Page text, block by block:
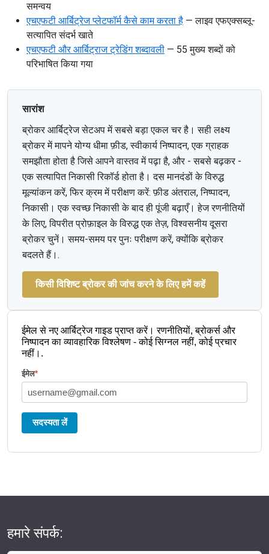
समन्वय
एचएफटी आर्बिट्रेज प्लेटफॉर्म कैसे काम करता है — लाइव एफएक्सब्लू-
सत्यापित संदर्भ खाते
एचएफटी और आर्बिट्राज ट्रेडिंग शब्दावली — 55 मुख्य शब्दों को
परिभाषित किया गया
सारांश
ब्रोकर आर्बिट्रेज सेटअप में सबसे बड़ा एकल चर है। सही लक्ष्य
ब्रोकर में मापने योग्य धीमा फ़ीड, स्वीकार्य निष्पादन, एक ग्राहक
समझौता होता है जिसे आपने वास्तव में पढ़ा है, और - सबसे बढ़कर -
एक सत्यापित निकासी रिकॉर्ड होता है। दस मानदंडों के विरुद्ध
मूल्यांकन करें, फिर क्रम में परीक्षण करें: फ़ीड अंतराल, निष्पादन,
निकासी। एक स्वच्छ निकासी के बाद ही पूंजी बढ़ाएँ। हेज रणनीतियों
के लिए, विपरीत प्रोफ़ाइल के विरुद्ध एक तेज़, विश्वसनीय दूसरा
ब्रोकर चुनें। समय-समय पर पुनः परीक्षण करें, क्योंकि ब्रोकर
बदलते हैं।.
किसी विशिष्ट ब्रोकर की जांच करने के लिए हमें कहें
ईमेल से नए आर्बिट्रेज गाइड प्राप्त करें। रणनीतियों, ब्रोकर्स और
निष्पादन का व्यावहारिक विश्लेषण - कोई सिग्नल नहीं, कोई प्रचार
नहीं।.
ईमेल*
सदस्यता लें
हमारे संपर्क: